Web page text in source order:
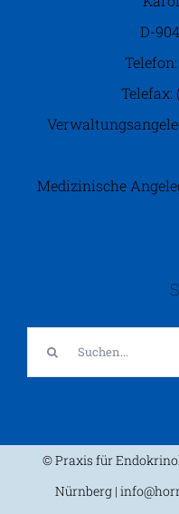
D-
Telefon:
Telefax:
Medizinische
© Praxis für
Nürnberg |